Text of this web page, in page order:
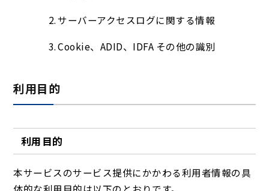
サーバーアクセスログに関する情報
Cookie、ADID、IDFA その他の識別
利用目的
利用目的
本サービスのサービス提供にかかわる利用者情報の具